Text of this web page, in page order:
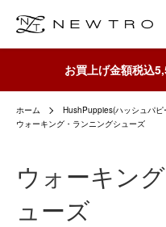
お買上げ金額税込
ホーム
HushPuppies(ハッシュパピ
ウォーキング・ランニングシューズ
ウォーキン
ューズ